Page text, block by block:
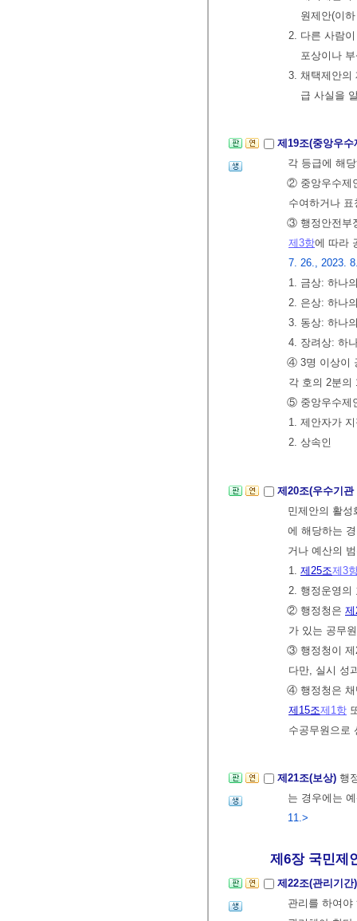
원제안(이
2. 다른 사람
포상이나
3. 채택제안의
급 사실을
제19조(중앙우
각 등급에 해
② 중앙우수제
수여하거나
③ 행정안전부
제3항에 따라
7. 26., 2023.
1. 금상: 하나
2. 은상: 하나
3. 동상: 하나
4. 장려상: 하
④ 3명 이상이
각 호의 2분의
⑤ 중앙우수제
1. 제안자가
2. 상속인
제20조(우수기
민제안의 활
에 해당하는
거나 예산의
1. 제25조제3
2. 행정운영의
② 행정청은
가 있는 공무
③ 행정청이 제
다만, 실시 성
④ 행정청은 채
제15조제1항
수공무원으로
제21조(보상) 행
는 경우에는
11.>
제6장 국민제안
제22조(관리기
관리를 하여